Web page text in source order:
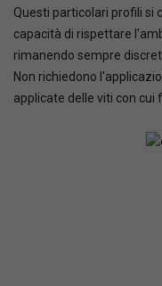
Questi particolari profili si
capacità di rispettare
rimanendo sempre
Non richiedono
applicate delle viti con cui